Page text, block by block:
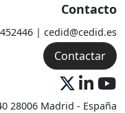
Contacto
| cedid@cedid.es
Contactar
28006 Madrid - España